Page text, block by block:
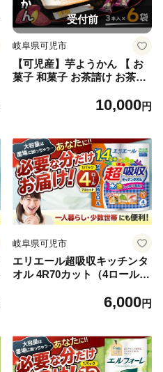
受付前
岐阜県可児市
【可児産】芋ようかん 【 お
菓子 和菓子 お茶請け お茶菓
さつまいも 安納芋 可児そだ
10,000円
岐阜県可児市
エリエール超吸収キッチンタ
オル 4R70カット（4ロール×1
ペーパータオル 1.4倍 超吸収
キッチン用品 生活必需品 料
理 掃除 新生活 備蓄 防災 岐
阜県 可児市 】
6,000円